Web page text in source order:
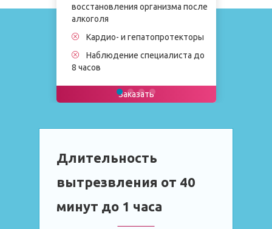
восстановления организма после
алкоголя
Кардио- и гепатопротекторы
Наблюдение специалиста до
8 часов
Заказать
Длительность
вытрезвления от 40
минут до 1 часа